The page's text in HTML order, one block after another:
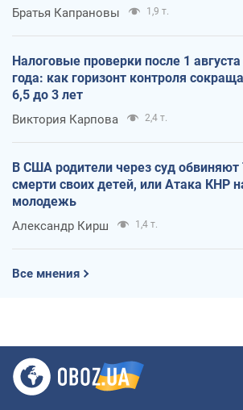
Братья Капрановы 1,9 т.
Налоговые проверки после 1
года: как горизонт контроля
6,5 до 3 лет
Виктория Карпова 2,4 т.
В США родители через суд обвиняют
смерти своих детей, или Атака КНР
молодежь
Александр Кирш 1,4 т.
Все мнения